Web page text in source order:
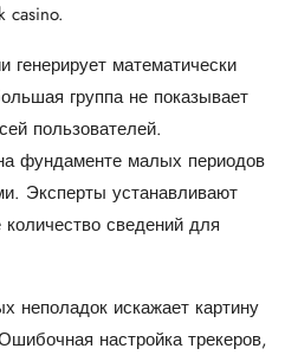
casino.
математически
группа не показывает
пользователей.
фундаменте малых периодов
Эксперты устанавливают
сведений для
неполадок искажает картину
настройка трекеров,